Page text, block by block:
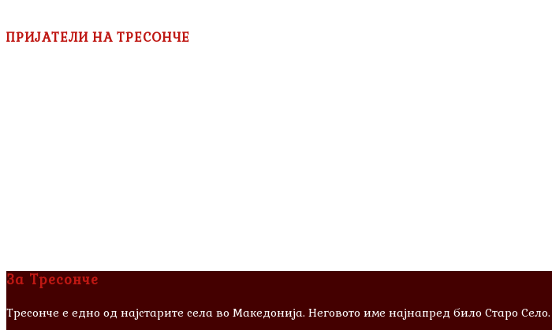
ПРИЈАТЕЛИ НА ТРЕСОНЧЕ
За Тресонче
Тресонче е едно од најстарите села во Македонија. Неговото име најнапред било Старо